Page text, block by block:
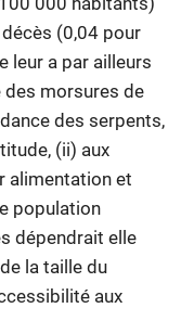
(0,04 pour
leur a par ailleurs
des morsures de
des serpents,
(ii) aux
alimentation et
population
dépendrait elle
la taille du
aux